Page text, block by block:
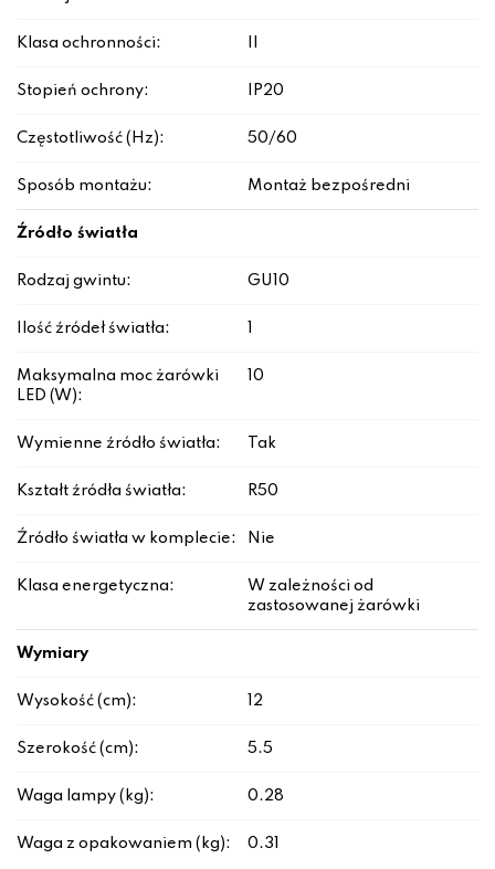
Klasa ochronności:
Stopień ochrony: IP20
Częstotliwość (Hz): 50/60
Sposób montażu: Montaż bezpośredni
Źródło światła
Rodzaj gwintu: GU10
Ilość źródeł światła:
Maksymalna moc żarówki
LED (W):
10
Wymienne źródło światła: Tak
Kształt źródła światła: R50
Źródło światła w komplecie: Nie
Klasa energetyczna:
W zależności od
zastosowanej żarówki
Wymiary
Wysokość (cm): 12
Szerokość (cm): 5.5
Waga lampy (kg): 0.28
Waga z opakowaniem (kg): 0.31